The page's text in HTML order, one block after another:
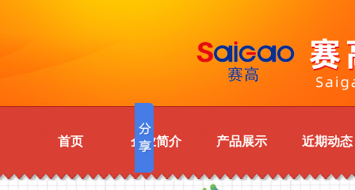
首页 企业简介 产品展示 近期动态